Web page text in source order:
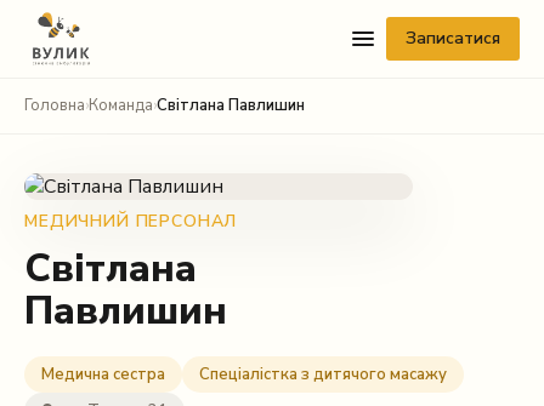
Записатися
Головна›Команда›Світлана Павлишин
МЕДИЧНИЙ ПЕРСОНАЛ
Світлана
Павлишин
Медична сестра
Спеціалістка з дитячого масажу
Telegram
Viber